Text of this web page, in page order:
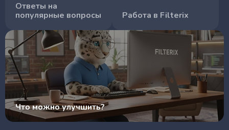
Ответы на
популярные вопросы
Работа в Filterix
Что можно улучшить?